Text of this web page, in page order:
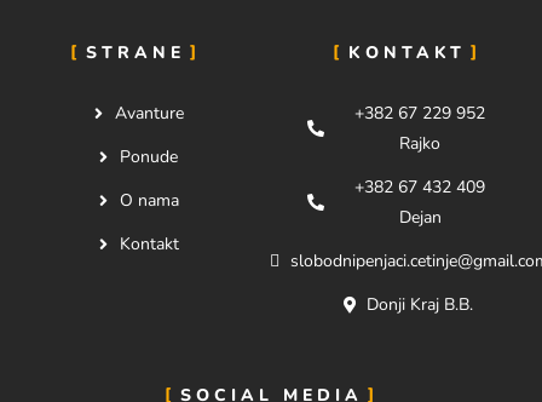
STRANE
Avanture
Ponude
O nama
Kontakt
KONTAKT
+382 67 229 952
Rajko
+382 67 432 409
Dejan
Donji Kraj B.B.
SOCIAL MEDIA